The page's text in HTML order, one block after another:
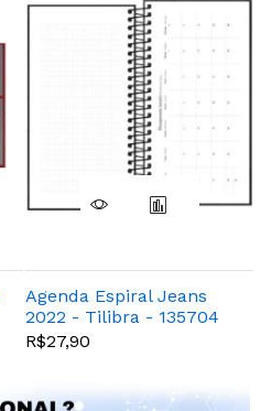
Agenda Espiral Jeans
2022 - Tilibra - 135704
R$27,90